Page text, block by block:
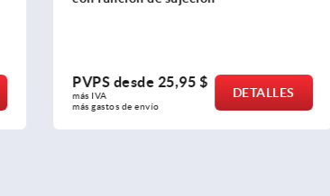
PVPS desde 55,14 $
más gastos de envío
DETALLES